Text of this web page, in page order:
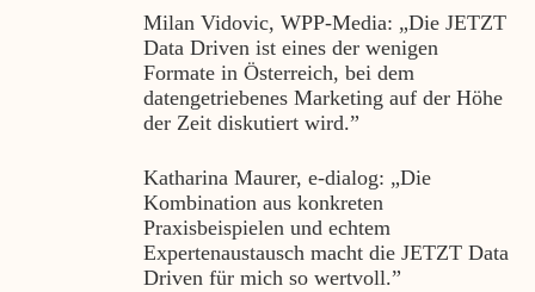
Milan Vidovic, WPP-Media: „Die JETZT
Data Driven ist eines der wenigen
Formate in Österreich, bei dem
datengetriebenes Marketing auf der Höhe
der Zeit diskutiert wird.”
Katharina Maurer, e‑dialog: „Die
Kombination aus konkreten
Praxisbeispielen und echtem
Expertenaustausch macht die JETZT Data
Driven für mich so wertvoll.”